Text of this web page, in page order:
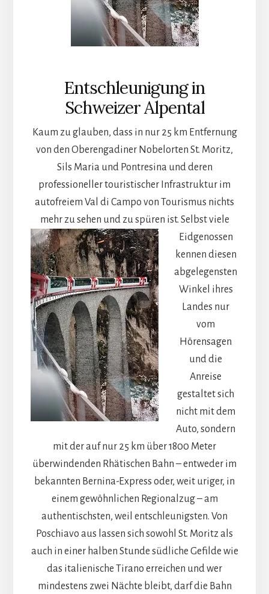
Entschleunigung in
Schweizer Alpental
Kaum zu glauben, dass in nur 25 km Entfernung
von den Oberengadiner Nobelorten St. Moritz,
Sils Maria und Pontresina und deren
professioneller touristischer Infrastruktur im
autofreiem Val di Campo von Tourismus nichts
mehr zu sehen und zu spüren ist. Selbst viele
Eidgenossen
kennen diesen
abgelegensten
Winkel ihres
Landes nur
vom
Hörensagen
und die
Anreise
gestaltet sich
nicht mit dem
Auto, sondern
mit der auf nur 25 km über 1800 Meter
überwindenden Rhätischen Bahn – entweder im
bekannten Bernina-Express oder, weit uriger, in
einem gewöhnlichen Regionalzug – am
authentischsten, weil entschleunigsten. Von
Poschiavo aus lassen sich sowohl St. Moritz als
auch in einer halben Stunde südliche Gefilde wie
das italienische Tirano erreichen und wer
mindestens zwei Nächte bleibt, darf die Bahn